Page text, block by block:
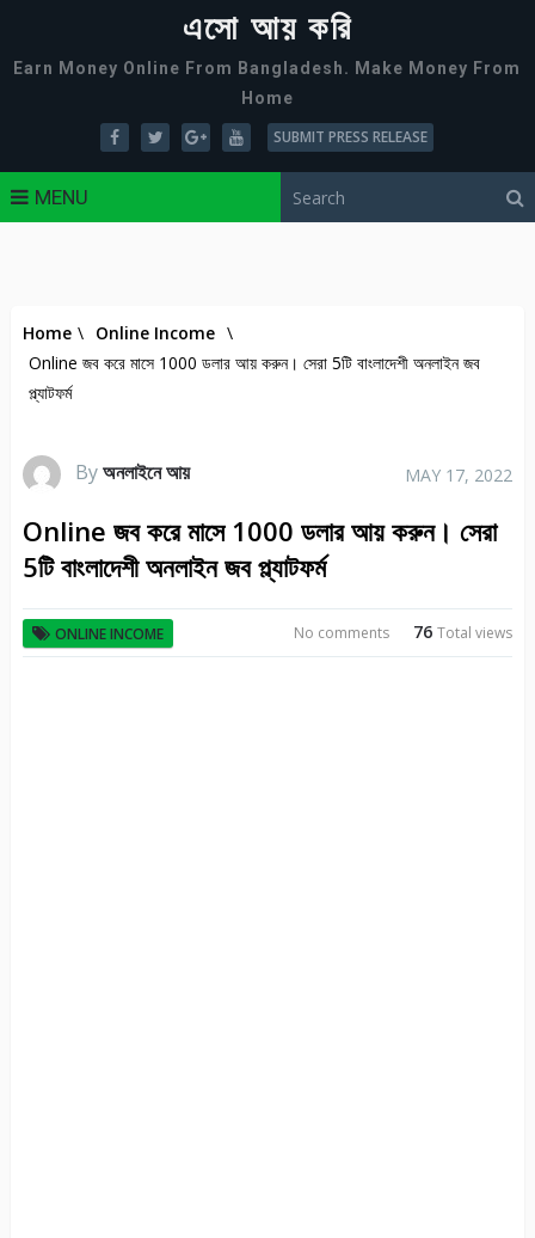
এসো আয় করি
Earn Money Online From Bangladesh. Make Money From
Home
SUBMIT PRESS RELEASE
MENU
Home \ Online Income \
Online জব করে মাসে 1000 ডলার আয় করুন। সেরা 5টি বাংলাদেশী অনলাইন জব
প্ল্যাটফর্ম
Byঅনলাইনে আয় MAY 17, 2022
Online জব করে মাসে 1000 ডলার আয় করুন। সেরা
5টি বাংলাদেশী অনলাইন জব প্ল্যাটফর্ম
ONLINE INCOME 76Total views
No comments